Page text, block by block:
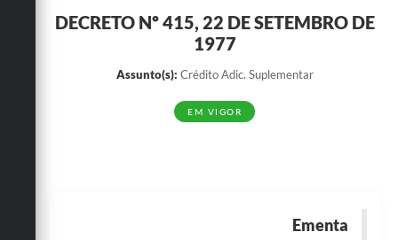
SIC
DECRETO Nº 415, 22 DE SETEMBRO DE
1977
Assunto(s): Crédito Adic. Suplementar
EM VIGOR
Ementa